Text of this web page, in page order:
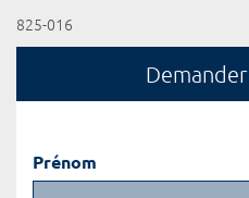
825-016
Demander
Prénom